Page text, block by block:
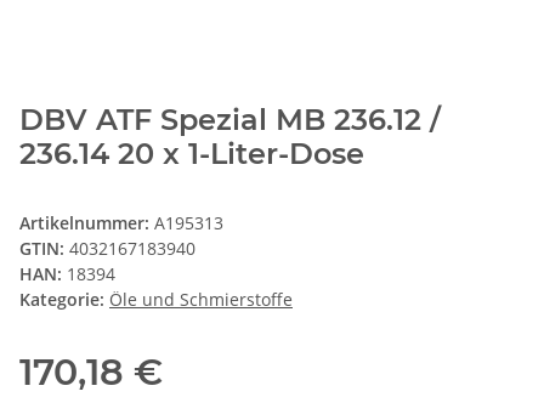
DBV ATF Spezial MB 236.12 /
236.14 20 x 1-Liter-Dose
Artikelnummer: A195313
GTIN: 4032167183940
HAN: 18394
Kategorie: Öle und Schmierstoffe
170,18 €